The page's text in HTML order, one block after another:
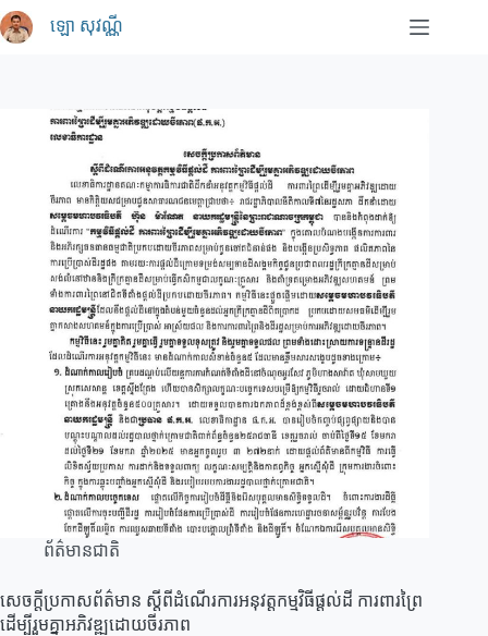
Skip
to
content
ឡោ សុវណ្ណី
ព័ត៌មានជាតិ
សេចក្តីប្រកាសព័ត៌មាន ស្តីពីដំណើរការអនុវត្តកម្មវិធីផ្តល់ដី ការពារព្រៃ
ដើម្បីរួមគ្នាអភិវឌ្ឍដោយចីរភាព